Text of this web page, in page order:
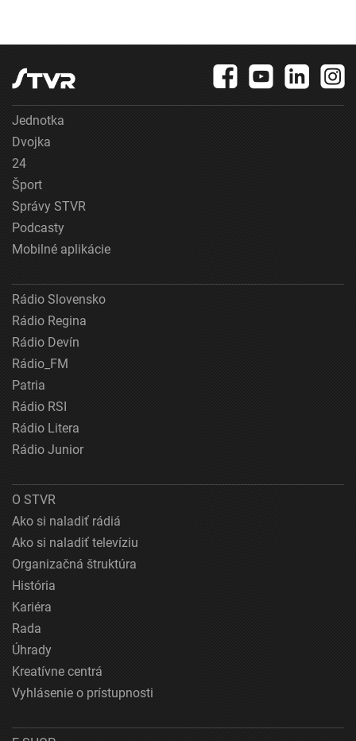
Jednotka
Dvojka
24
Šport
Správy STVR
Podcasty
Mobilné aplikácie
Rádio Slovensko
Rádio Regina
Rádio Devín
Rádio_FM
Patria
Rádio RSI
Rádio Litera
Rádio Junior
O STVR
Ako si naladiť rádiá
Ako si naladiť televíziu
Organizačná štruktúra
História
Kariéra
Rada
Úhrady
Kreatívne centrá
Vyhlásenie o prístupnosti